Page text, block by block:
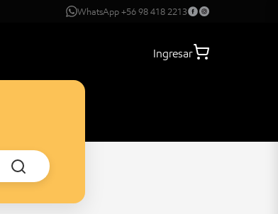
WhatsApp +56 98 418 2213
Ingresar